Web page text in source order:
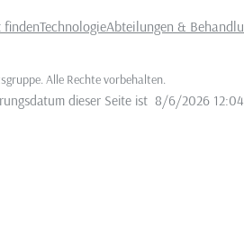
findenTechnologieAbteilungen &
Alle Rechte vorbehalten.
dieser Seite ist 8/6/2026